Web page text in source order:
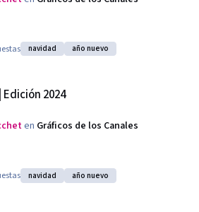
navidad año nuevo
Edición 2024
en Gráficos de los Canales
navidad año nuevo